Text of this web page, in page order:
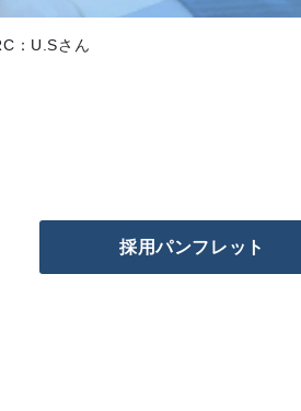
：U.Sさん
採用パンフレット